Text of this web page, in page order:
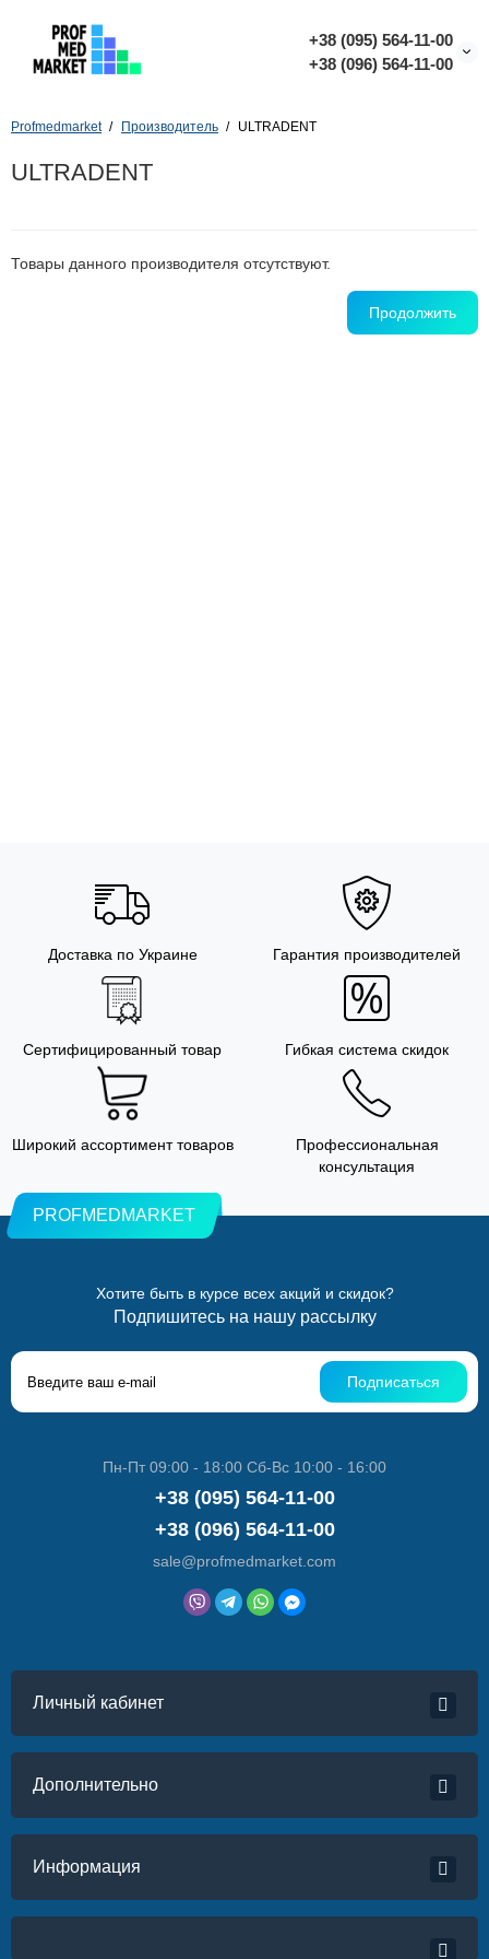
+38 (095) 564-11-00
+38 (096) 564-11-00
Profmedmarket Производитель ULTRADENT
ULTRADENT
Товары данного производителя отсутствуют.
Продолжить
Доставка по Украине Гарантия производителей
Сертифицированный товар Гибкая система скидок
Широкий ассортимент товаров
Профессиональная
консультация
PROFMEDMARKET
Хотите быть в курсе всех акций и скидок?
Подпишитесь на нашу рассылку
Подписаться
Пн-Пт 09:00 - 18:00 Сб-Вс 10:00 - 16:00
+38 (095) 564-11-00
+38 (096) 564-11-00
sale@profmedmarket.com
Личный кабинет
Дополнительно
Информация